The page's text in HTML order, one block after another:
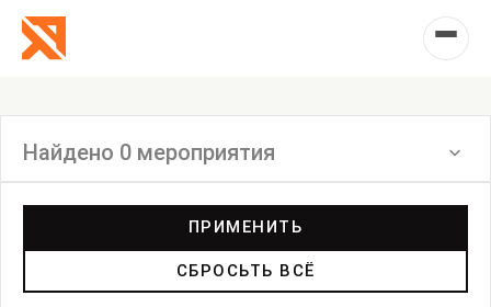
Найдено 0 мероприятия
ПРИМЕНИТЬ
СБРОСЬТЬ ВСЁ